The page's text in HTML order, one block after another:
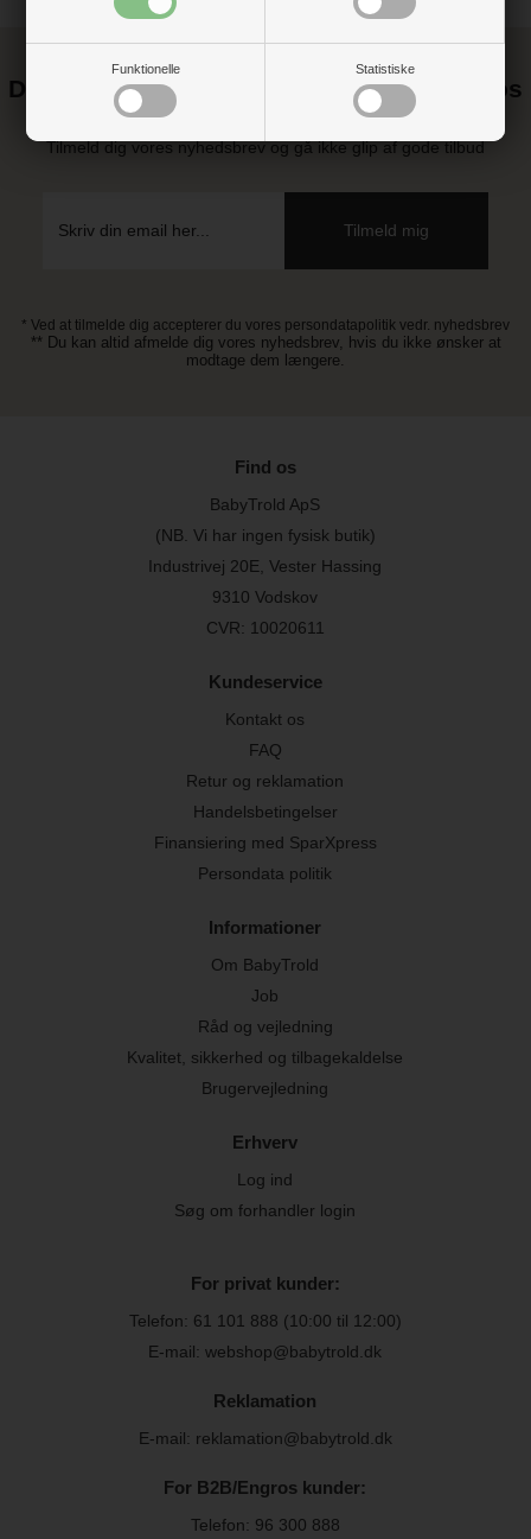
Funktionelle Statistiske
Det kan blive endnu billigere at handle hos
Tilmeld dig vores nyhedsbrev og gå ikke glip af gode tilbud
* Ved at tilmelde dig accepterer du vores persondatapolitik vedr. nyhedsbrev
** Du kan altid afmelde dig vores nyhedsbrev, hvis du ikke ønsker at
modtage dem længere.
Find os
BabyTrold ApS
(NB. Vi har ingen fysisk butik)
Industrivej 20E, Vester Hassing
9310 Vodskov
CVR: 10020611
Kundeservice
Kontakt os
FAQ
Retur og reklamation
Handelsbetingelser
Finansiering med SparXpress
Persondata politik
Informationer
Om BabyTrold
Job
Råd og vejledning
Kvalitet, sikkerhed og tilbagekaldelse
Brugervejledning
Erhverv
Log ind
Søg om forhandler login
For privat kunder:
Telefon: 61 101 888 (10:00 til 12:00)
E-mail: webshop@babytrold.dk
Reklamation
E-mail: reklamation@babytrold.dk
For B2B/Engros kunder:
Telefon: 96 300 888